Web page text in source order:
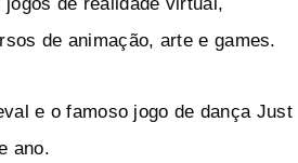
de animação, arte e games.
e o famoso jogo de dança Just
ano.